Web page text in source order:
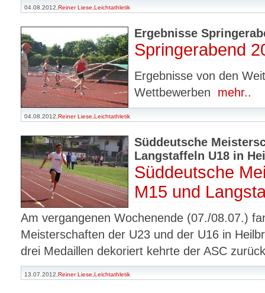
04.08.2012, Reiner Liese Leichtathletik
Ergebnisse
Springerabend
Ergebnisse von den
Wettbewerben mehr..
04.08.2012, Reiner Liese Leichtathletik
Süddeutsche
Langstaffeln U18 in
Süddeutsche
M15 und
Am vergangenen Wochenende (07./08.07.)
Meisterschaften der U23 und der U16 in
drei Medaillen dekoriert kehrte der ASC
13.07.2012, Reiner Liese Leichtathletik